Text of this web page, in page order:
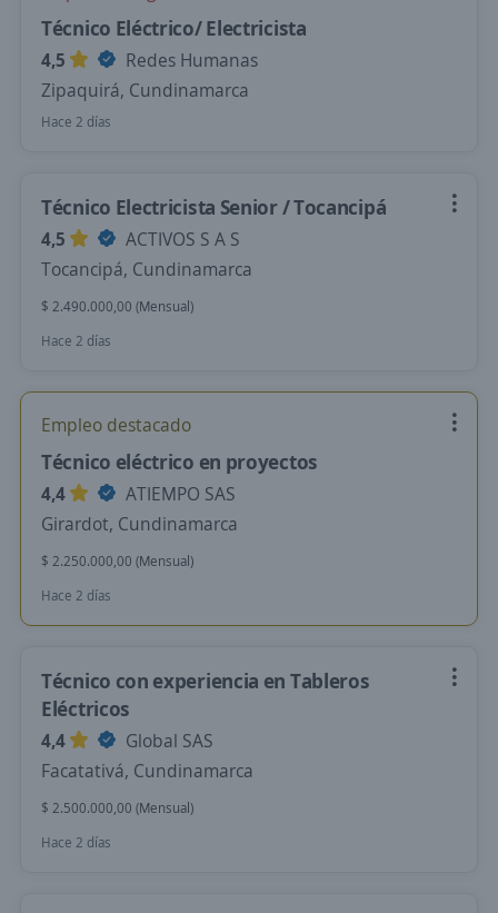
Técnico Eléctrico/ Electricista
4,5
Redes Humanas
Zipaquirá, Cundinamarca
Hace 2 días
Técnico Electricista Senior / Tocancipá
4,5
ACTIVOS S A S
Tocancipá, Cundinamarca
$ 2.490.000,00 (Mensual)
Hace 2 días
Empleo destacado
Técnico eléctrico en proyectos
4,4
ATIEMPO SAS
Girardot, Cundinamarca
$ 2.250.000,00 (Mensual)
Hace 2 días
Técnico con experiencia en Tableros
Eléctricos
4,4
Global SAS
Facatativá, Cundinamarca
$ 2.500.000,00 (Mensual)
Hace 2 días